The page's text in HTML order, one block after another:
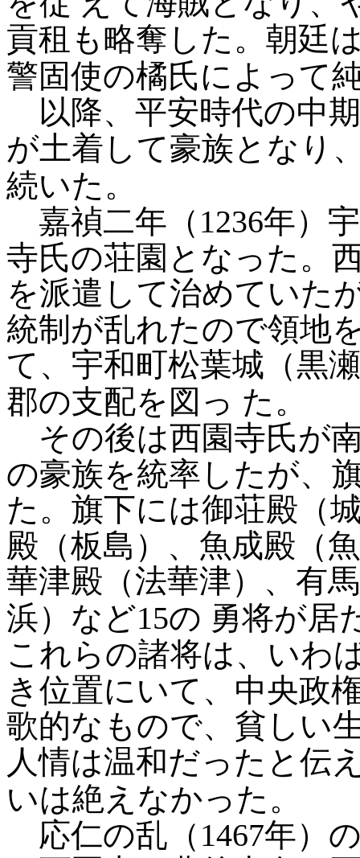
貢租も略奪した。朝廷
警固使の橘氏によって
以降、平安時代の中
が土着して豪族となり
続いた。
嘉禎二年（1236年）
寺氏の荘園となった。
を派遣して治めていた
統制が乱れたので領地
て、宇和町松葉城（黒
郡の支配を図っ た。
その後は西園寺氏が
の豪族を統率したが、
た。旗下には御荘殿（
殿（板島）、魚成殿（魚
華津殿（法華津）、有
浜）など15の 勇将が居
これらの諸将は、いわ
き位置にいて、中央政
歌的なもので、貧しい
人情は温和だったと伝
いは絶えなかった。
応仁の乱（1467年）